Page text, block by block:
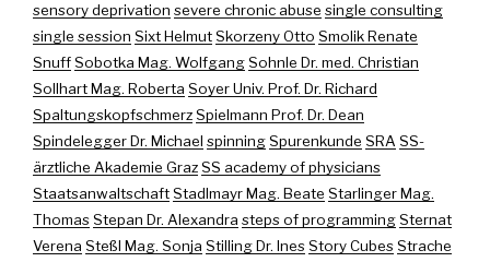
sensory deprivation severe chronic abuse single consulting
single session Sixt HelmutSkorzeny Otto Smolik Renate
SnuffSobotka Mag. WolfgangSohnle Dr. med. Christian
Sollhart Mag. Roberta Soyer Univ. Prof. Dr. Richard
SpaltungskopfschmerzSpielmann Prof. Dr. Dean
Spindelegger Dr. Michael spinningSpurenkunde SRA SS-
ärztliche Akademie GrazSS academy of physicians
StaatsanwaltschaftStadlmayr Mag. Beate Starlinger Mag.
ThomasStepan Dr. Alexandra steps of programmingSternat
Verena Steßl Mag. Sonja Stilling Dr. InesStory CubesStrache